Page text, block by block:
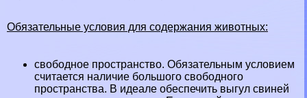
Обязательные условия для содержания животных:
свободное прострaнcтво. Обязательным условием
считается наличие большого свободного
прострaнcтва. В идеале обеспечить выгул свиней